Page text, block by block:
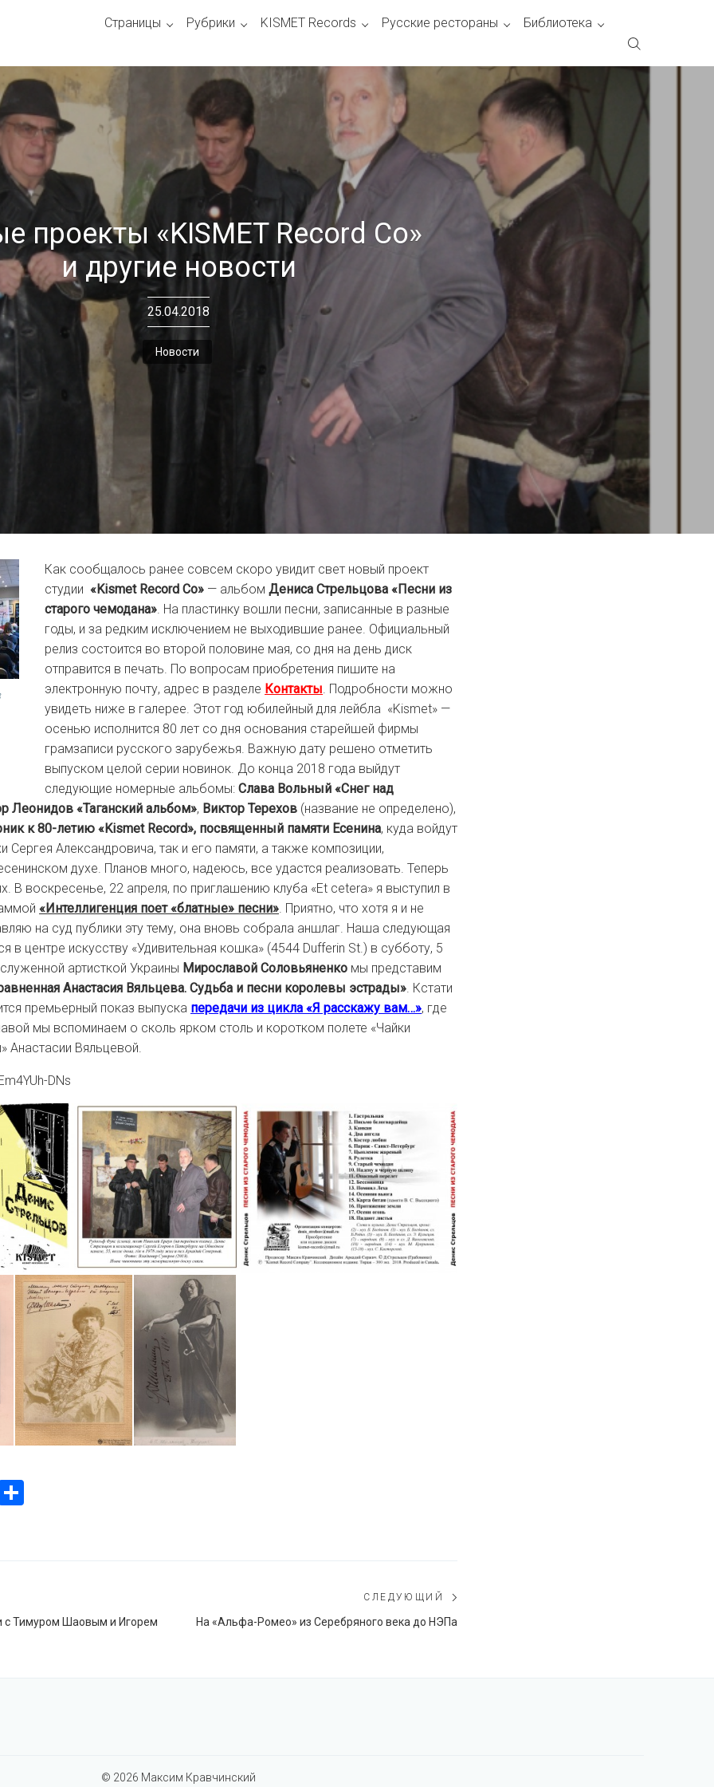
Страницы Рубрики KISMET Records Русские рестораны Библиотека
проекты «KISMET Record Co»
и другие новости
25.04.2018
Новости
Как сообщалось ранее совсем скоро увидит свет новый проект
студии «Kismet Record Co» — альбом Дениса Стрельцова «Песни из
старого чемодана» . На пластинку вошли песни, записанные в разные
годы, и за редким исключением не выходившие ранее. Официальный
релиз состоится во второй половине мая, со дня на день диск
отправится в печать. По вопросам приобретения пишите на
электронную почту, адрес в разделе Контакты . Подробности можно
увидеть ниже в галерее. Этот год юбилейный для лейбла «Kismet» —
осенью исполнится 80 лет со дня основания старейшей фирмы
грамзаписи русского зарубежья. Важную дату решено отметить
выпуском целой серии новинок. До конца 2018 года выйдут
следующие номерные альбомы: Слава Вольный «Снег над
Леонидов «Таганский альбом», Виктор Терехов (название не определено),
к 80-летию «Kismet Record», посвященный памяти Есенина, куда войдут
Сергея Александровича, так и его памяти, а также композиции,
духе. Планов много, надеюсь, все удастся реализовать. Теперь
В воскресенье, 22 апреля, по приглашению клуба «Et cetera» я выступил в
«Интеллигенция поет «блатные» песни» . Приятно, что хотя я и не
на суд публики эту тему, она вновь собрала аншлаг. Наша следующая
в центре искусству «Удивительная кошка» (4544 Dufferin St.) в субботу, 5
артисткой Украины Мирославой Соловьяненко мы представим
Анастасия Вяльцева. Судьба и песни королевы эстрады» . Кстати
премьерный показ выпуска передачи из цикла «Я расскажу вам…», где
мы вспоминаем о сколь ярком столь и коротком полете «Чайки
Анастасии Вяльцевой.
DNs
с Тимуром Шаовым и Игорем
СЛЕДУЮЩИЙ
На «Альфа-Ромео» из Серебряного века до НЭПа
© 2026 Максим Кравчинский